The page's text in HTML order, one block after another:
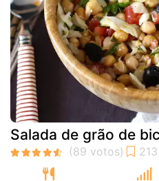
Salada de grão de